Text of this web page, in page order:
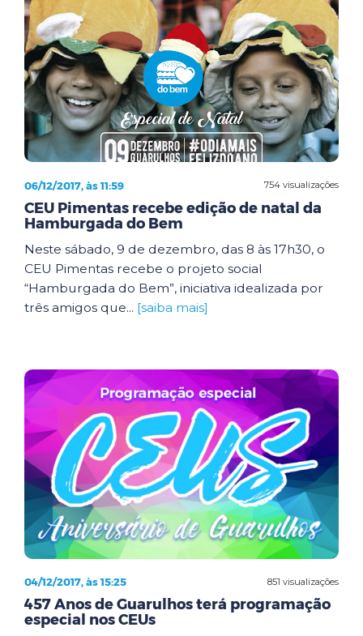
754 visualizações
06/12/2017, às 11:59
CEU Pimentas recebe edição de natal da
Hamburgada do Bem
Neste sábado, 9 de dezembro, das 8 às 17h30, o
CEU Pimentas recebe o projeto social
“Hamburgada do Bem”, iniciativa idealizada por
três amigos que... [saiba mais]
851 visualizações
04/12/2017, às 15:25
457 Anos de Guarulhos terá programação
especial nos CEUs